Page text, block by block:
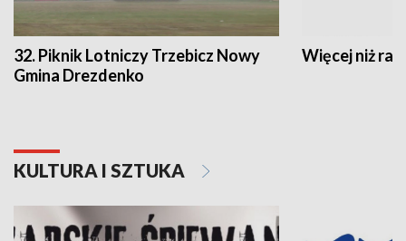
32. Piknik Lotniczy Trzebicz Nowy
Gmina Drezdenko
Więcej niż rajd
KULTURA I SZTUKA